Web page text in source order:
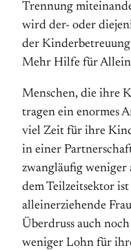
Trennung
wird der- oder
der
Mehr Hilfe für
Menschen, die ihre
tragen ein enormes
viel Zeit für ihre
in einer
zwangläufig weniger
dem Teilzeitsektor
alleinerziehende
Überdruss auch
weniger Lohn für